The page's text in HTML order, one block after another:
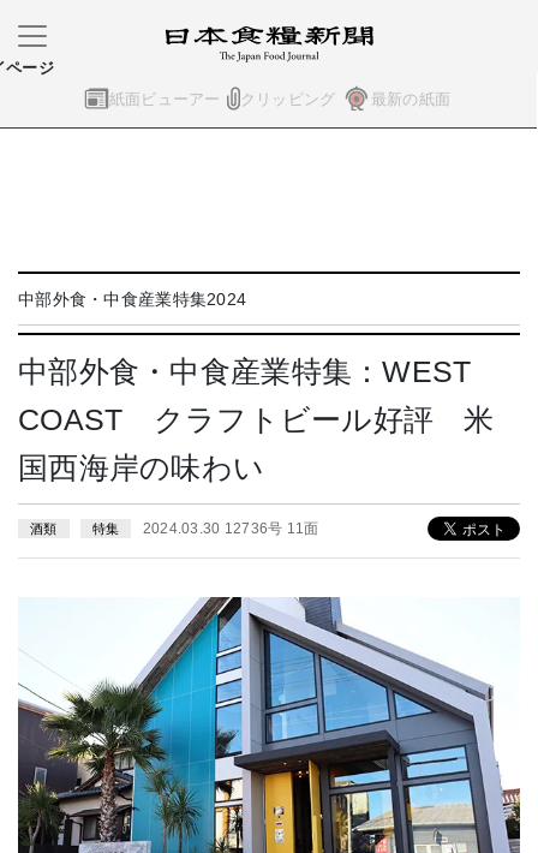
紙面ビューアー クリッピング 最新の紙面
ページ
中部外食・中食産業特集2024
中部外食・中食産業特集：WEST
COAST クラフトビール好評 米
国西海岸の味わい
酒類 特集 2024.03.30 12736号 11面